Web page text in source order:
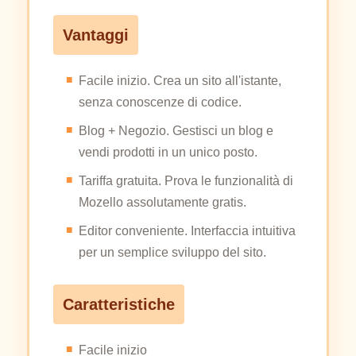
Vantaggi
Facile inizio. Crea un sito all'istante,
senza conoscenze di codice.
Blog + Negozio. Gestisci un blog e
vendi prodotti in un unico posto.
Tariffa gratuita. Prova le funzionalità di
Mozello assolutamente gratis.
Editor conveniente. Interfaccia intuitiva
per un semplice sviluppo del sito.
Caratteristiche
Facile inizio